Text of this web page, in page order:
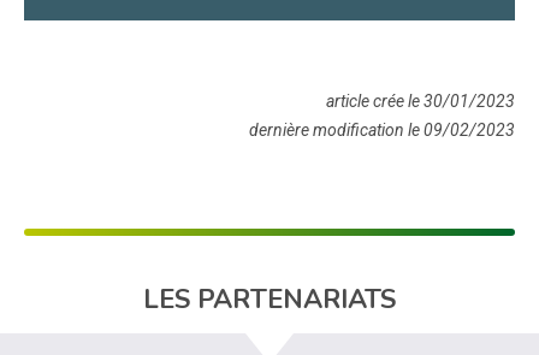
article crée le 30/01/2023
dernière modification le 09/02/2023
LES PARTENARIATS